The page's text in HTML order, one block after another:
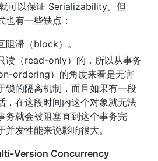
可以保证 Serializability。但
也有一些缺点：
阻滞（block）。
读（read-only）的，所以从事务
ordering）的角度来看是无害
锁的隔离机制，而且如果有一段
，在这段时间内这个对象就无法
务就会被阻塞直到这个事务完
并发性能来说影响很大。
Version Concurrency